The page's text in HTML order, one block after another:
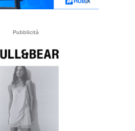
Pubblicità